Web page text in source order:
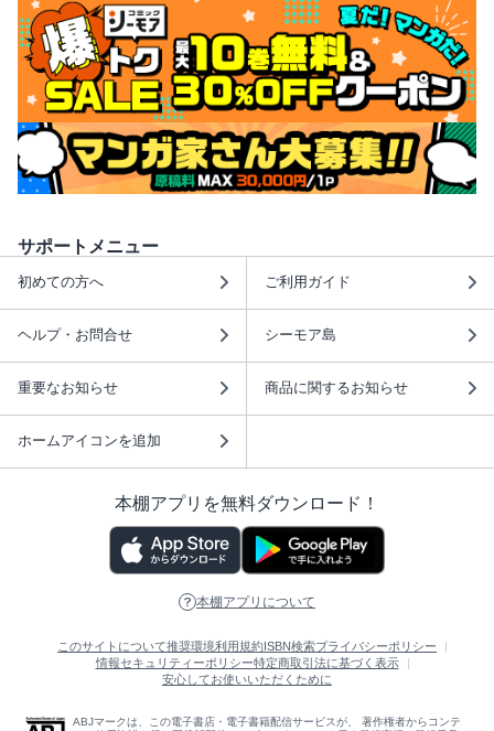
サポートメニュー
初めての方へ ご利用ガイド
ヘルプ・お問合せ シーモア島
重要なお知らせ 商品に関するお知らせ
ホームアイコンを追加
本棚アプリを無料ダウンロード！
本棚アプリについて
このサイトについて推奨環境利用規約 ISBN検索プライバシーポリシー
情報セキュリティーポリシー特定商取引法に基づく表示
安心してお使いいただくために
ABJマークは、この電子書店・電子書籍配信サービスが、 著作権者からコンテ